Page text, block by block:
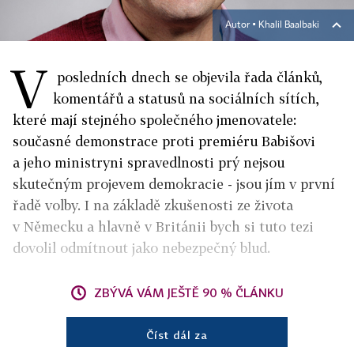
Autor ▪ Khalil Baalbaki
V posledních dnech se objevila řada článků,
komentářů a statusů na sociálních sítích,
které mají stejného společného jmenovatele:
současné demonstrace proti premiéru Babišovi
a jeho ministryni spravedlnosti prý nejsou
skutečným projevem demokracie - jsou jím v první
řadě volby. I na základě zkušenosti ze života
v Německu a hlavně v Británii bych si tuto tezi
dovolil odmítnout jako nebezpečný blud.
ZBÝVÁ VÁM JEŠTĚ 90 % ČLÁNKU
Číst dál za